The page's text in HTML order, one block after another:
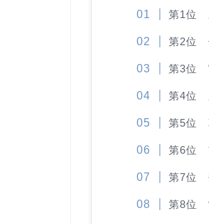
第1位
第2位
第3位
第4位
第5位
第6位
第7位
第8位